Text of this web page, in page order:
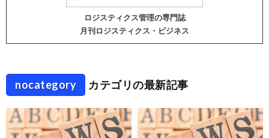
ロジスティクス管理の専門誌
月刊ロジスティクス・ビジネス
nocategory カテゴリの最新記事